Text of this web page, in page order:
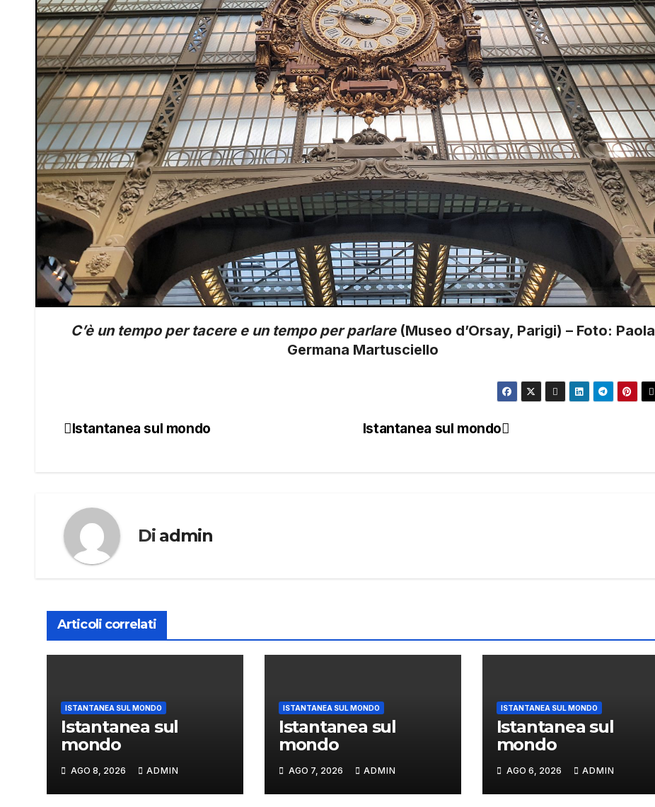
C’è un tempo per tacere e un tempo per parlare(Museo d’Orsay, Parigi) – Foto: Paola
Germana Martusciello
Navigazione
Istantanea sul mondo
Istantanea sul mondo
Di admin
Articoli correlati
ISTANTANEA SUL MONDO
Istantanea sul
mondo
AGO 8, 2026 ADMIN
ISTANTANEA SUL MONDO
Istantanea sul
mondo
AGO 7, 2026 ADMIN
ISTANTANEA SUL MONDO
Istantanea sul
mondo
AGO 6, 2026 ADMIN